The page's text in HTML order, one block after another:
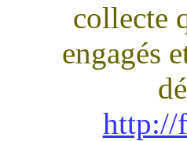
collecte
engagés
http://